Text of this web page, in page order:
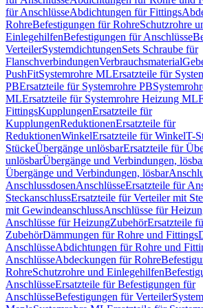
für AnschlüsseAbdichtungen für Fittings
RohreBefestigungen für RohreSchutzrohre
EinlegehilfenBefestigungen für Anschlüsse
VerteilerSystemdichtungenSets Schraube für
FlanschverbindungenVerbrauchsmaterial
PushFitSystemrohre MLErsatzteile für
PBErsatzteile für Systemrohre PB
MLErsatzteile für Systemrohre Heizung ML
FittingsKupplungenErsatzteile für
KupplungenReduktionenErsatzteile für
ReduktionenWinkelErsatzteile für WinkelT-
StückeÜbergänge unlösbarErsatzteile für
unlösbarÜbergänge und Verbindungen,
Übergänge und Verbindungen, lösbar
AnschlussdosenAnschlüsseErsatzteile für
SteckanschlussErsatzteile für Verteiler mit
mit GewindeanschlussAnschlüsse für
Anschlüsse für HeizungZubehörErsatzteile
ZubehörDämmungen für Rohre und Fittings
AnschlüsseAbdichtungen für Rohre und
AnschlüsseAbdeckungen für Rohre
RohreSchutzrohre und Einlegehilfen
AnschlüsseErsatzteile für Befestigungen für
AnschlüsseBefestigungen für Verteiler